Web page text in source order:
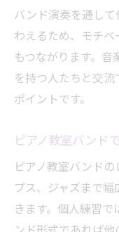
ピアノ教
方法
ピアノ教
費用面
無理なく
バンド演奏を通し
わえるため、モチ
もつながります。
を持つ人たちと交
ポイントです。
ピアノ教室バンド
ピアノ教室バンド
プス、ジャズまで
きます。個人練習